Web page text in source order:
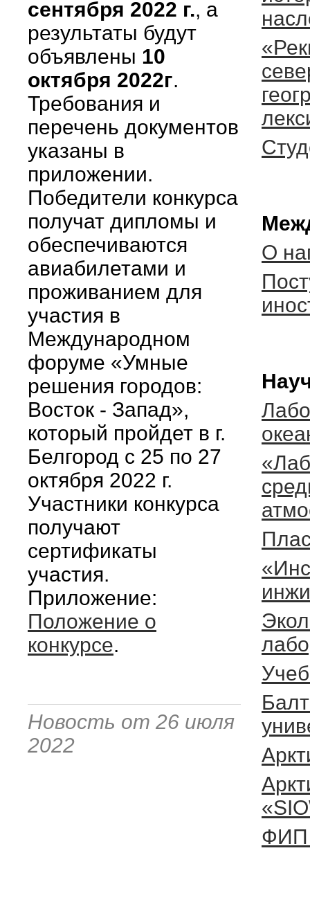
сентября 2022 г., а
результаты будут
объявлены 10
октября 2022г.
Требования и
перечень документов
указаны в
приложении.
Победители конкурса
получат дипломы и
обеспечиваются
авиабилетами и
проживанием для
участия в
Международном
форуме «Умные
решения городов:
Восток - Запад»,
который пройдет в г.
Белгород с 25 по 27
октября 2022 г.
Участники конкурса
получают
сертификаты
участия.
Приложение:
Положение о
конкурсе.
Новость от 26 июля
2022
О
ФИП